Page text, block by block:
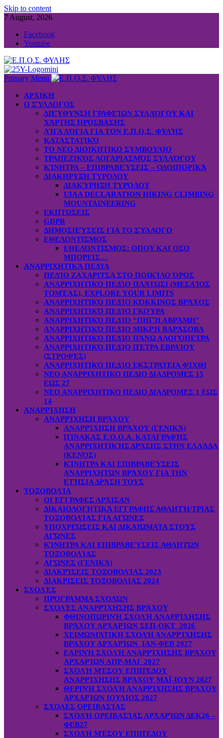
Skip to content
7 August, 2026
Facebook
Youtube
Primary Menu
ΑΡΧΙΚΗ
Ο ΣΎΛΛΟΓΟΣ
ΔΙΕΎΘΥΝΣΗ ΓΡΑΦΕΊΩΝ ΣΥΛΛΌΓΟΥ ΚΑΙ
ΧΆΡΤΗΣ ΠΡΌΣΒΑΣΗΣ
ΛΊΓΑ ΛΌΓΙΑ ΓΙΑ ΤΟΝ Ε.Π.Ο.Σ. ΦΥΛΉΣ
ΚΑΤΑΣΤΑΤΙΚΌ
ΤΟ ΝΕΟ ΔΙΟΙΚΗΤΙΚΟ ΣΥΜΒΟΥΛΙΟ
ΤΡΑΠΕΖΙΚΌΣ ΛΟΓΑΡΙΑΣΜΌΣ ΣΥΛΛΌΓΟΥ
ΚΊΝΗΤΡΑ – ΕΠΙΒΡΑΒΕΎΣΕΙΣ – ΟΔΟΙΠΟΡΙΚΆ
ΔΙΑΚΗΡΥΞΗ ΤΥΡΟΛΟΥ
ΔΙΑΚΎΡΗΞΗ ΤΥΡΌΛΟΥ
UIAA DECLARATION HIKING CLIMBING
MOUNTAINEERING
ΕΚΠΤΩΣΕΙΣ
GDPR
ΔΗΜΟΣΙΕΎΣΕΙΣ ΓΙΑ ΤΟ ΣΎΛΛΟΓΟ
ΕΘΕΛΟΝΤΙΣΜΟΣ
ΕΘΕΛΟΝΤΙΣΜΟΣ: OΠOY KAI ΟΣΟ
ΜΠΟΡΕΙΣ…
ΑΝΑΡΡΙΧΗΤΙΚΆ ΠΕΔΊΑ
ΠΕΔΊΟ ΖΑΧΑΡΙΤΣΑ ΣΤΟ ΠΟΙΚΊΛΟ ΌΡΟΣ
ΑΝΑΡΡΙΧΗΤΙΚΌ ΠΕΔΊΟ ΠΛΆΤΩΣΙ (ΜΕΣΑΊΟΣ
ΤΟΜΈΑΣ), EXPLORE YOUR LIMITS
ΑΝΑΡΡΙΧΗΤΙΚΌ ΠΕΔΊΟ ΚΌΚΚΙΝΟΣ ΒΡΆΧΟΣ
ΑΝΑΡΡΙΧΗΤΙΚΌ ΠΕΔΊΟ ΓΚΟΎΡΑ
ΑΝΑΡΡΙΧΗΤΙΚΌ ΠΕΔΊΟ “ΠΗΓΉ ΑΒΡΆΜΗ”
ΑΝΑΡΡΙΧΗΤΙΚΌ ΠΕΔΊΟ ΜΙΚΡΉ ΒΑΡΆΣΟΒΑ
ΑΝΑΡΡΙΧΗΤΙΚΌ ΠΕΔΊΟ ΠΆΝΩ ΑΛΟΓΌΠΕΤΡΑ
ΑΝΑΡΡΙΧΗΤΙΚΌ ΠΕΔΊΟ ΠΈΤΡΑ ΕΒΡΑΊΟΥ
(ΣΤΡΟΦΈΣ)
ΑΝΑΡΡΙΧΗΤΙΚΌ ΠΕΔΊΟ ΕΚΣΤΡΑΤΕΙΑ ΦΊΧΘΙ
ΝΕΟ ΑΝΑΡΡΙΧΗΤΙΚΟ ΠΕΔΙΟ ΔΙΑΔΡΟΜΕΣ 15
ΕΩΣ 27
ΝΕΟ ΑΝΑΡΡΙΧΗΤΙΚΟ ΠΕΔΙΟ ΔΙΑΔΡΟΜΕΣ 1 ΕΩΣ
14
ΑΝΑΡΡΊΧΗΣΗ
ΑΝΑΡΡΊΧΗΣΗ ΒΡΆΧΟΥ
ΑΝΑΡΡΊΧΗΣΗ ΒΡΆΧΟΥ (ΓΕΝΙΚΆ)
ΠΊΝΑΚΑΣ Ε.Ο.Ο.Α. ΚΑΤΑΓΡΑΦΉΣ
ΑΝΑΡΡΙΧΗΤΙΚΉΣ ΔΡΆΣΗΣ ΣΤΗΝ ΕΛΛΆΔΑ
(ΚΕΝΌΣ)
ΚΊΝΗΤΡΑ ΚΑΙ ΕΠΙΒΡΑΒΕΎΣΕΙΣ
ΑΝΑΡΡΙΧΗΤΏΝ ΒΡΆΧΟΥ ΓΙΑ ΤΗΝ
ΕΤΉΣΙΑ ΔΡΆΣΗ ΤΟΥΣ
ΤΟΞΟΒΟΛΊΑ
ΟΙ ΕΓΓΡΑΦΕΣ ΑΡΧΙΣΑΝ
ΔΙΚΑΙΟΛΟΓΗΤΙΚΆ ΕΓΓΡΑΦΗΣ ΑΘΛΗΤΉ/ΤΡΙΑΣ
ΤΟΞΟΒΟΛΊΑΣ ΓΙΑ ΑΓΏΝΕΣ
ΥΠΟΧΡΕΏΣΕΙΣ ΚΑΙ ΔΙΚΑΙΏΜΑΤΑ ΣΤΟΥΣ
ΑΓΏΝΕΣ
ΚΊΝΗΤΡΑ ΚΑΙ ΕΠΙΒΡΑΒΕΎΣΕΙΣ ΑΘΛΗΤΏΝ
ΤΟΞΟΒΟΛΊΑΣ
ΑΓΏΝΕΣ (ΓΕΝΙΚΆ)
ΔΙΑΚΡΊΣΕΙΣ ΤΟΞΟΒΟΛΊΑΣ 2023
ΔΙΑΚΡΙΣΕΙΣ ΤΟΞΟΒΟΛΙΑΣ 2024
ΣΧΟΛΈΣ
ΠΡΌΓΡΑΜΜΑ ΣΧΟΛΏΝ
ΣΧΟΛΈΣ ΑΝΑΡΡΊΧΗΣΗΣ ΒΡΆΧΟΥ
ΦΘΙΝΟΠΩΡΙΝΉ ΣΧΟΛΉ ΑΝΑΡΡΊΧΗΣΗΣ
ΒΡΆΧΟΥ ΑΡΧΑΡΊΩΝ ΣΕΠ-ΟΚΤ 2026
ΧΕΙΜΩΝΙΆΤΙΚΗ ΣΧΟΛΉ ΑΝΑΡΡΊΧΗΣΗΣ
ΒΡΆΧΟΥ ΑΡΧΑΡΊΩΝ ΙΑΝ-ΦΕΒ 2027
ΕΑΡΙΝΉ ΣΧΟΛΉ ΑΝΑΡΡΊΧΗΣΗΣ ΒΡΆΧΟΥ
ΑΡΧΑΡΊΩΝ ΑΠΡ-ΜΑΙ 2027
ΣΧΟΛΉ ΜΈΣΟΥ ΕΠΙΠΈΔΟΥ
ΑΝΑΡΡΊΧΗΣΗΣ ΒΡΆΧΟΥ ΜΑΪ-ΙΟΥΝ 2027
ΘΕΡΙΝΉ ΣΧΟΛΉ ΑΝΑΡΡΊΧΗΣΗΣ ΒΡΆΧΟΥ
ΑΡΧΑΡΊΩΝ ΙΟΥΛΙΟΣ 2027
ΣΧΟΛΕΣ ΟΡΕΙΒΑΣΊΑΣ
ΣΧΟΛΉ ΟΡΕΙΒΑΣΊΑΣ ΑΡΧΑΡΊΩΝ ΔΕΚ26 –
ΦΕΒ27
ΣΧΟΛΉ ΜΈΣΟΥ ΕΠΙΠΈΔΟΥ